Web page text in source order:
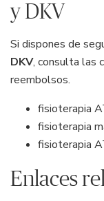
y DKV
Si dispones de
DKV, consulta las
reembolsos.
fisioterapia
fisioterapia
fisioterapia
Enlaces